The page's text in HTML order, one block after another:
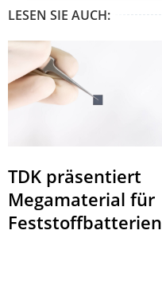
LESEN SIE AUCH:
TDK präsentiert
Megamaterial für
Feststoffbatterien